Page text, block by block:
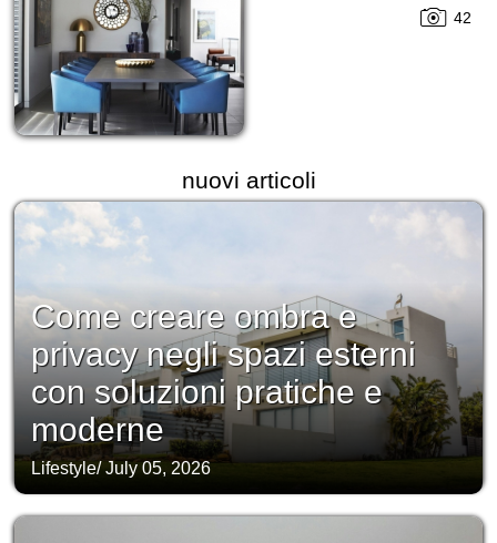
42
nuovi articoli
Come creare ombra e
privacy negli spazi esterni
con soluzioni pratiche e
moderne
Lifestyle/July 05, 2026